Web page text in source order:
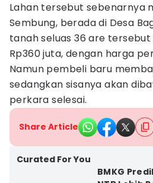
Lahan tersebut sebenarnya
Sembung, berada di Desa
tanah seluas 36 are
Rp360 juta, dengan harga
Namun pembeli baru
sedangkan sisanya akan
perkara selesai.
Share Article
Curated For You
BMKG